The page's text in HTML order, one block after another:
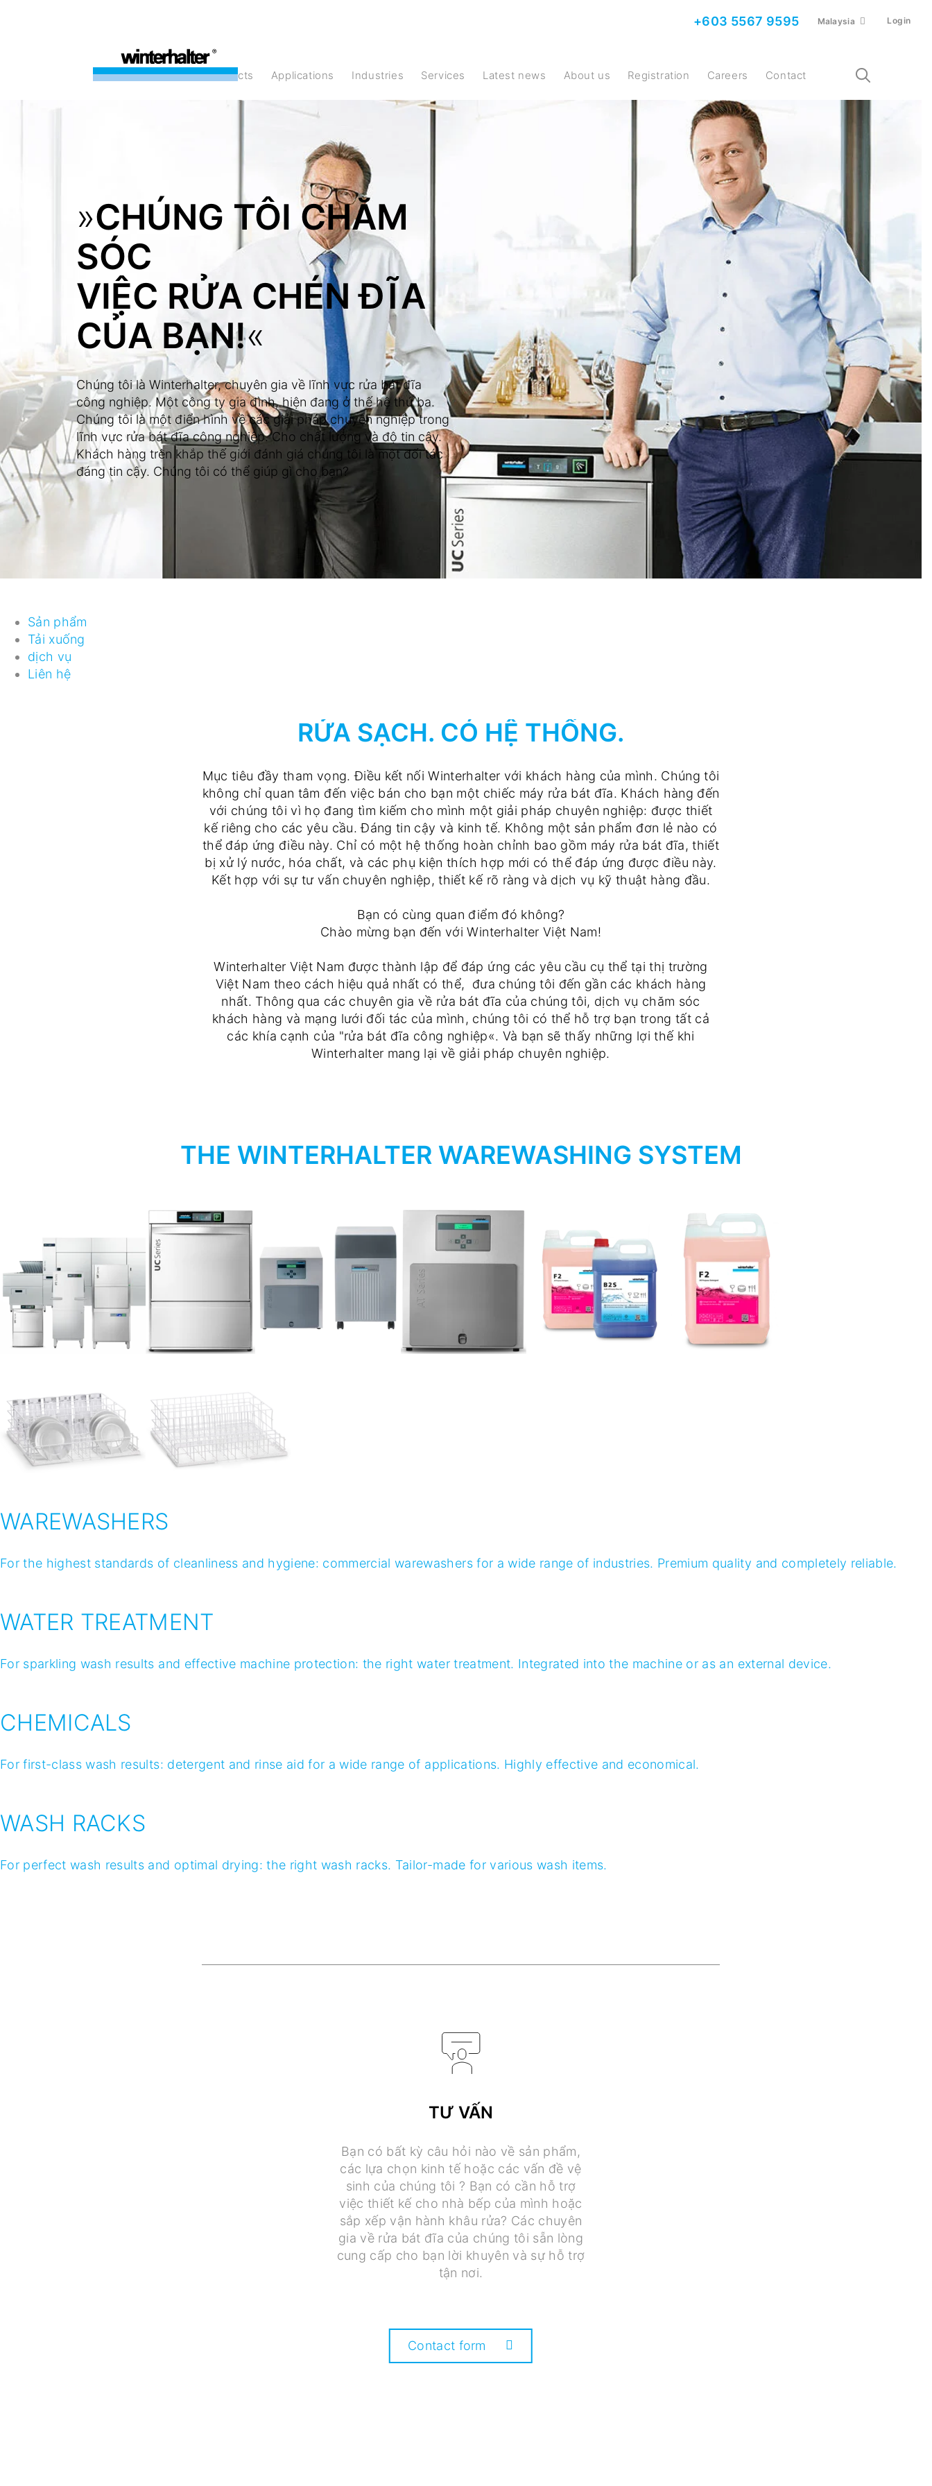
+603 5567 9595 Malaysia Login
products Applications Industries Services Latest news About us Registration Careers Contact
»CHÚNG TÔI CHĂM
SÓC
VIỆC RỬA CHÉN ĐĨA
CỦA BẠN!«
Chúng tôi là Winterhalter, chuyên gia về lĩnh vực rửa bát đĩa
công nghiệp. Một công ty gia đình, hiện đang ở thế hệ thứ ba.
Chúng tôi là một điển hình về các giải pháp chuyên nghiệp trong
lĩnh vực rửa bát đĩa công nghiệp. Cho chất lượng và độ tin cậy.
Khách hàng trên khắp thế giới đánh giá chúng tôi là một đối tác
đáng tin cậy. Chúng tôi có thể giúp gì cho bạn?
Sản phẩm
Tải xuống
dịch vụ
Liên hệ
RỬA SẠCH. CÓ HỆ THỐNG.
Mục tiêu đầy tham vọng. Điều kết nối Winterhalter với khách hàng của mình. Chúng tôi
không chỉ quan tâm đến việc bán cho bạn một chiếc máy rửa bát đĩa. Khách hàng đến
với chúng tôi vì họ đang tìm kiếm cho mình một giải pháp chuyên nghiệp: được thiết
kế riêng cho các yêu cầu. Đáng tin cậy và kinh tế. Không một sản phẩm đơn lẻ nào có
thể đáp ứng điều này. Chỉ có một hệ thống hoàn chỉnh bao gồm máy rửa bát đĩa, thiết
bị xử lý nước, hóa chất, và các phụ kiện thích hợp mới có thể đáp ứng được điều này.
Kết hợp với sự tư vấn chuyên nghiệp, thiết kế rõ ràng và dịch vụ kỹ thuật hàng đầu.
Bạn có cùng quan điểm đó không?
Chào mừng bạn đến với Winterhalter Việt Nam!
Winterhalter Việt Nam được thành lập để đáp ứng các yêu cầu cụ thể tại thị trường
Việt Nam theo cách hiệu quả nhất có thể, đưa chúng tôi đến gần các khách hàng
nhất. Thông qua các chuyên gia về rửa bát đĩa của chúng tôi, dịch vụ chăm sóc
khách hàng và mạng lưới đối tác của mình, chúng tôi có thể hỗ trợ bạn trong tất cả
các khía cạnh của "rửa bát đĩa công nghiệp«. Và bạn sẽ thấy những lợi thế khi
Winterhalter mang lại về giải pháp chuyên nghiệp.
THE WINTERHALTER WAREWASHING SYSTEM
TƯ VẤN
Bạn có bất kỳ câu hỏi nào về sản phẩm,
các lựa chọn kinh tế hoặc các vấn đề vệ
sinh của chúng tôi ? Bạn có cần hỗ trợ
việc thiết kế cho nhà bếp của mình hoặc
sắp xếp vận hành khâu rửa? Các chuyên
gia về rửa bát đĩa của chúng tôi sẵn lòng
cung cấp cho bạn lời khuyên và sự hỗ trợ
tận nơi.
Contact form